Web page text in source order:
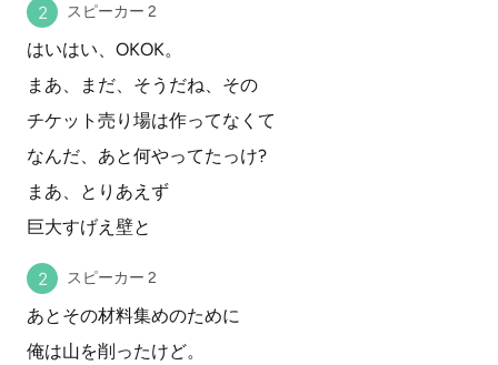
スピーカー 2
はいはい、OKOK。
まあ、まだ、そうだね、その
チケット売り場は作ってなくて
なんだ、あと何やってたっけ?
まあ、とりあえず
巨大すげえ壁と
スピーカー 2
あとその材料集めのために
俺は山を削ったけど。